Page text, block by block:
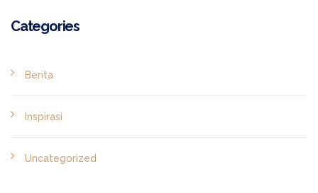
Categories
Berita
Inspirasi
Uncategorized